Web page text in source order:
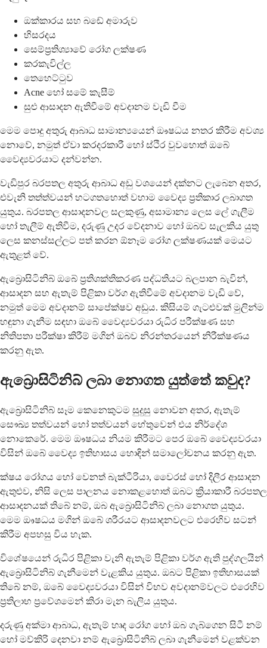
ඔක්කාරය සහ බඩේ අමාරුව
හිසරදය
සෙම්ප්‍රතිශ්‍යාවේ රෝග ලක්ෂණ
කරකැවිල්ල
තෙහෙට්ටුව
Acne හෝ සමේ කැසීම්
සුළු ආසාදන ඇතිවීමේ අවදානම වැඩි වීම
මෙම පොදු අතුරු ආබාධ සාමාන්‍යයෙන් ඖෂධය නතර කිරීම අවශ්‍ය
නොවේ, නමුත් ඒවා කරදරකාරී හෝ ස්ථිර වුවහොත් ඔබේ
වෛද්‍යවරයාට දන්වන්න.
වැඩිපුර බරපතල අතුරු ආබාධ අඩු වශයෙන් දක්නට ලැබෙන අතර,
එවැනි තත්ත්වයන් හටගතහොත් වහාම වෛද්‍ය ප්‍රතිකාර ලබාගත
යුතුය. බරපතල ආසාදනවල සලකුණු, අසාමාන්‍ය ලෙස ලේ ගැලීම
හෝ තැලීම් ඇතිවීම, දරුණු උදර වේදනාව හෝ ඔබව සැලකිය යුතු
ලෙස කනස්සල්ලට පත් කරන ඕනෑම රෝග ලක්ෂණයක් මෙයට
ඇතුළත් වේ.
ඇබ්‍රොසිටිනිබ් ඔබේ ප්‍රතිශක්තිකරණ පද්ධතියට බලපාන බැවින්,
ආසාදන සහ ඇතැම් පිළිකා වර්ග ඇතිවීමේ අවදානම වැඩි වේ,
නමුත් මෙම අවදානම් සාපේක්ෂව අඩුය. කිසියම් ගැටළුවක් මුලින්ම
හඳුනා ගැනීම සඳහා ඔබේ වෛද්‍යවරයා රුධිර පරීක්ෂණ සහ
නිතිපතා පරීක්ෂා කිරීම් මගින් ඔබව නිරන්තරයෙන් නිරීක්ෂණය
කරනු ඇත.
ඇබ්‍රොසිටිනිබ් ලබා නොගත යුත්තේ කවුද?
ඇබ්‍රොසිටිනිබ් සෑම කෙනෙකුටම සුදුසු නොවන අතර, ඇතැම්
සෞඛ්‍ය තත්වයන් හෝ තත්වයන් හේතුවෙන් එය නිර්දේශ
නොකෙරේ. මෙම ඖෂධය නියම කිරීමට පෙර ඔබේ වෛද්‍යවරයා
විසින් ඔබේ වෛද්‍ය ඉතිහාසය හොඳින් සමාලෝචනය කරනු ඇත.
ක්ෂය රෝගය හෝ වෙනත් බැක්ටීරියා, වෛරස් හෝ දිලීර ආසාදන
ඇතුළුව, නිසි ලෙස පාලනය නොකළහොත් ඔබට ක්‍රියාකාරී බරපතල
ආසාදනයක් තිබේ නම්, ඔබ ඇබ්‍රොසිටිනිබ් ලබා නොගත යුතුය.
මෙම ඖෂධය මගින් ඔබේ ශරීරයට ආසාදනවලට එරෙහිව සටන්
කිරීම අපහසු විය හැක.
විශේෂයෙන් රුධිර පිළිකා වැනි ඇතැම් පිළිකා වර්ග ඇති පුද්ගලයින්
ඇබ්‍රොසිටිනිබ් ගැනීමෙන් වැළකිය යුතුය. ඔබට පිළිකා ඉතිහාසයක්
තිබේ නම්, ඔබේ වෛද්‍යවරයා විසින් විභව අවදානම්වලට එරෙහිව
ප්‍රතිලාභ ප්‍රවේශමෙන් කිරා මැන බැලිය යුතුය.
දරුණු අක්මා ආබාධ, ඇතැම් හෘද රෝග හෝ ඔබ ගැබ්ගෙන සිටී නම්
හෝ මව්කිරි දෙනවා නම් ඇබ්‍රොසිටිනිබ් ලබා ගැනීමෙන් වළක්වන